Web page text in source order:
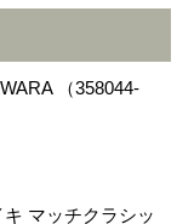
（358044-
マッチクラシッ